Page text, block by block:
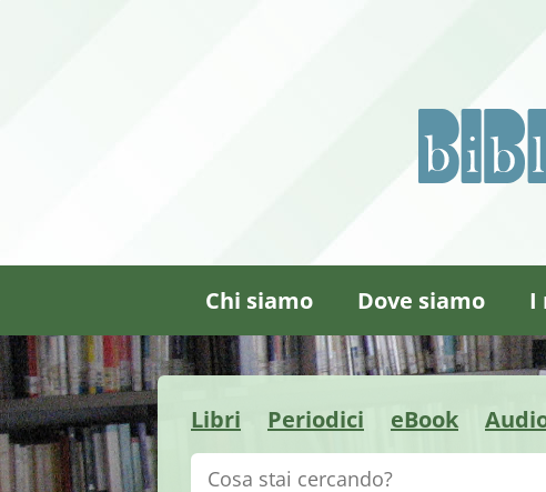
Chi siamo Dove siamo I
Libri Periodici eBook
Cerca su "Catalogo"